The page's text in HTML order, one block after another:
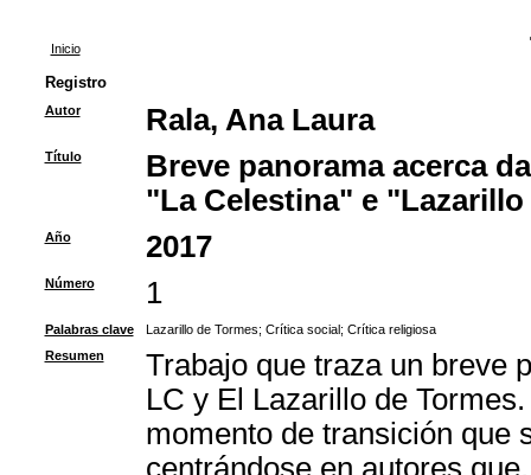
Inicio
Registro
Autor Rala, Ana Laura
Título
Breve panorama acerca
"La Celestina" e "Lazarillo
Año 2017
Número 1
Palabras clave Lazarillo de Tormes; Crítica social; Crítica religiosa
Resumen
Trabajo que traza un breve
LC y El Lazarillo de
momento de transición que
centrándose en autores